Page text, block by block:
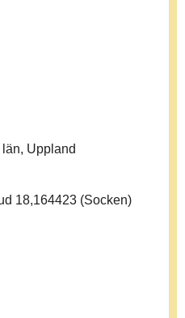
Uppland
18,164423 (Socken)